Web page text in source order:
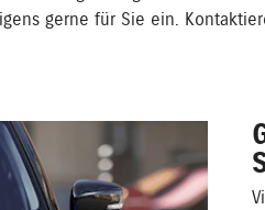
gerne für Sie ein.